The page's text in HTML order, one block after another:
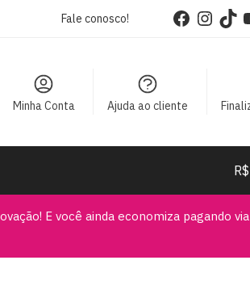
Fale conosco!
Minha Conta Ajuda ao cliente
R$
E você ainda economiza pagando via